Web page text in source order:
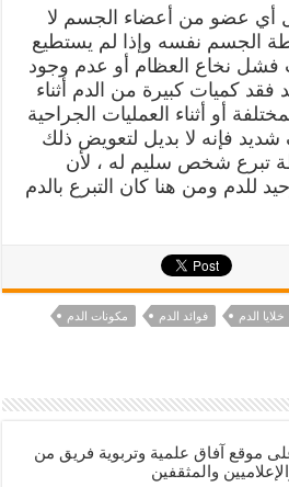
أي عضو من أعضاء الجسم لا
الجسم نفسه وإذا لم يستطيع
فشل نخاع العظام أو عدم وجود
كميات كبيرة من الدم أثناء
أو أثناء العمليات الجراحية
شديد فإنه لا بديل لتعويض ذلك
تبرع شخص سليم له ، لأن
للدم ومن هنا كان التبرع بالدم
خلايا الدم فوائد الدم مكونات الدم
موقع آفاق علمية وتربوية فريق من
والمثقفين